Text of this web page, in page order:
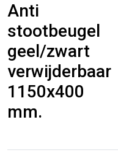
Anti
stootbeugel
geel/zwart
verwijderbaar
1150x400
mm.